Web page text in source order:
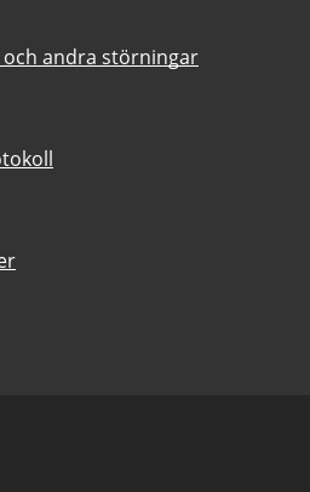
andra störningar